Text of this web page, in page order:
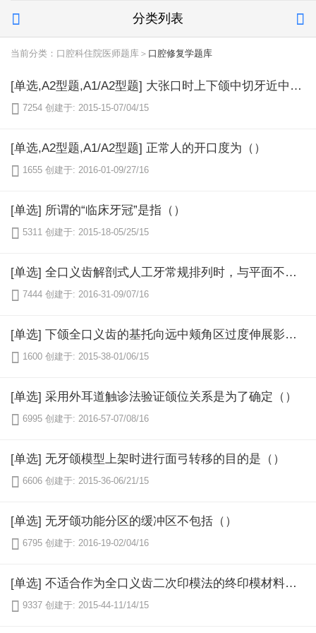
 分类列表 
当前分类：口腔科住院医师题库＞ 口腔修复学题库
[单选,A2型题,A1/A2型题] 大张口时上下颌中切牙近中切角间正常的垂直线是（）
 7254 创建于: 2015-15-07/04/15
[单选,A2型题,A1/A2型题] 正常人的开口度为（）
 1655 创建于: 2016-01-09/27/16
[单选] 所谓的“临床牙冠”是指（）
 5311 创建于: 2015-18-05/25/15
[单选] 全口义齿解剖式人工牙常规排列时，与平面不接触的是（）
 7444 创建于: 2016-31-09/07/16
[单选] 下颌全口义齿的基托向远中颊角区过度伸展影响的肌肉为（）
 1600 创建于: 2015-38-01/06/15
[单选] 采用外耳道触诊法验证颌位关系是为了确定（）
 6995 创建于: 2016-57-07/08/16
[单选] 无牙颌模型上架时进行面弓转移的目的是（）
 6606 创建于: 2015-36-06/21/15
[单选] 无牙颌功能分区的缓冲区不包括（）
 6795 创建于: 2016-19-02/04/16
[单选] 不适合作为全口义齿二次印模法的终印模材料是（）
 9337 创建于: 2015-44-11/14/15